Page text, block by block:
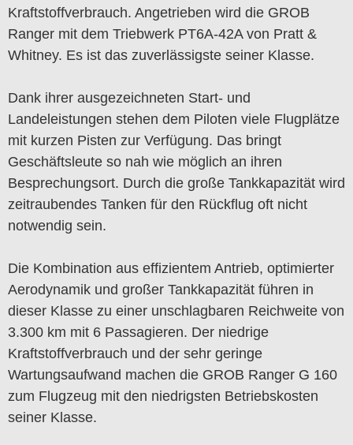
Kraftstoffverbrauch. Angetrieben wird die GROB
Ranger mit dem Triebwerk PT6A-42A von Pratt &
Whitney. Es ist das zuverlässigste seiner Klasse.
Dank ihrer ausgezeichneten Start- und
Landeleistungen stehen dem Piloten viele Flugplätze
mit kurzen Pisten zur Verfügung. Das bringt
Geschäftsleute so nah wie möglich an ihren
Besprechungsort. Durch die große Tankkapazität wird
zeitraubendes Tanken für den Rückflug oft nicht
notwendig sein.
Die Kombination aus effizientem Antrieb, optimierter
Aerodynamik und großer Tankkapazität führen in
dieser Klasse zu einer unschlagbaren Reichweite von
3.300 km mit 6 Passagieren. Der niedrige
Kraftstoffverbrauch und der sehr geringe
Wartungsaufwand machen die GROB Ranger G 160
zum Flugzeug mit den niedrigsten Betriebskosten
seiner Klasse.